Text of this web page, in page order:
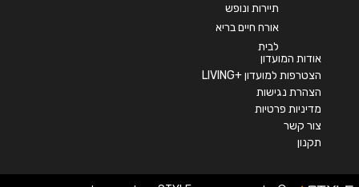
תיירות ונופש
אורח חיים בריא
לבית
אודות המועדון
הצטרפות למועדון +LIVING
הצהרת נגישות
מדיניות פרטיות
צור קשר
תקנון